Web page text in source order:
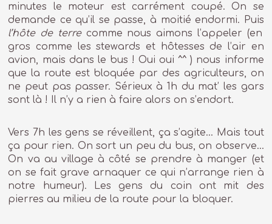
minutes le moteur est carrément coupé. On se
demande ce qu’il se passe, à moitié endormi. Puis
l’hôte de terrecomme nous aimons l’appeler (en
gros comme les stewards et hôtesses de l’air en
avion, mais dans le bus ! Oui oui ^^ ) nous informe
que la route est bloquée par des agriculteurs, on
ne peut pas passer. Sérieux à 1h du mat’ les gars
sont là ! Il n’y a rien à faire alors on s’endort.
Vers 7h les gens se réveillent, ça s’agite… Mais tout
ça pour rien. On sort un peu du bus, on observe…
On va au village à côté se prendre à manger (et
on se fait grave arnaquer ce qui n’arrange rien à
notre humeur). Les gens du coin ont mit des
pierres au milieu de la route pour la bloquer.